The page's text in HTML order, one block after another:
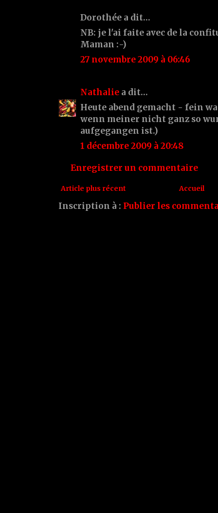
Dorothée a dit…
NB: je l'ai faite avec de la
Maman :-)
27 novembre 2009 à 06:46
Nathalie a dit…
Heute abend gemacht - fein
wenn meiner nicht ganz so
aufgegangen ist.)
1 décembre 2009 à 20:48
Enregistrer un commentaire
Article plus récent Accueil
Inscription à : Publier les